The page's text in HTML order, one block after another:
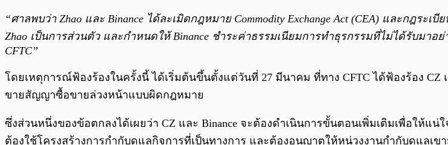
“ศาลพบว่า Zhao และ Binance ได้ละเมิดกฎหมาย Commodity Exchange Act (CEA) และกฎร
Zhao เป็นการส่วนตัว และกำหนดให้ Binance ชำระค่าธรรมเนียมการทำธุรกรรมที่ไม่ได้รับมา
CFTC”
โดยเหตุการณ์ฟ้องร้องในครั้งนี้ ได้เริ่มต้นขึ้นตั้งแต่วันที่ 27 มีนาคม ที่ทาง CFTC ได้ฟ้องร้อง
ขายสัญญาซื้อขายล่วงหน้าแบบผิดกฎหมาย
ซึ่งส่วนหนึ่งของข้อตกลงได้เผยว่า CZ และ Binance จะต้องดำเนินการขั้นตอนเพิ่มเติมเพื่อให้แ
ต้องใช้โครงสร้างการกำกับดูแลกิจการที่เป็นทางการ และต้องอนุญาตให้หน่วงงานกำกับดูแลเข